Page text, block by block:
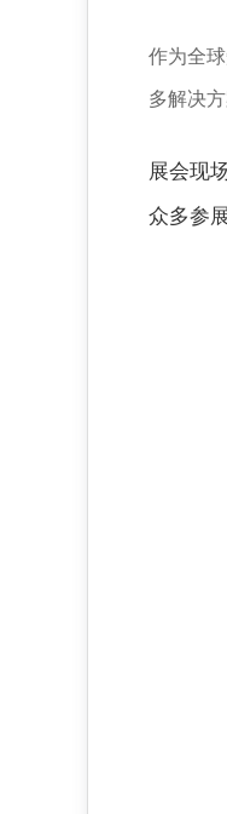
作为全
多解决
展会现
众多参